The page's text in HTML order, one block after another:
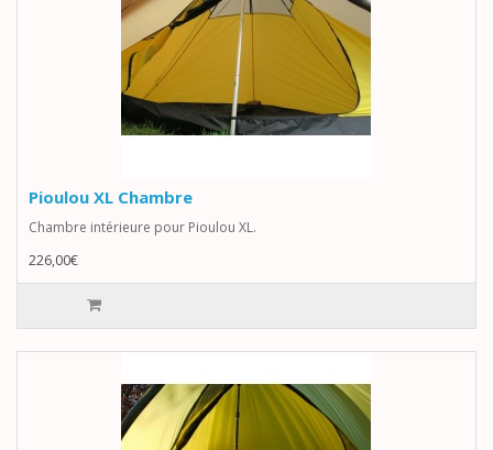
Pioulou XL Chambre
Chambre intérieure pour Pioulou XL.
226,00€